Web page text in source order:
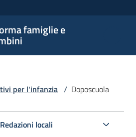
famiglie e
per l'infanzia / Doposcuola
locali